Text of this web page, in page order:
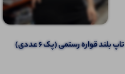
تاپ بلند قواره رستمی (پک 6 عددی)